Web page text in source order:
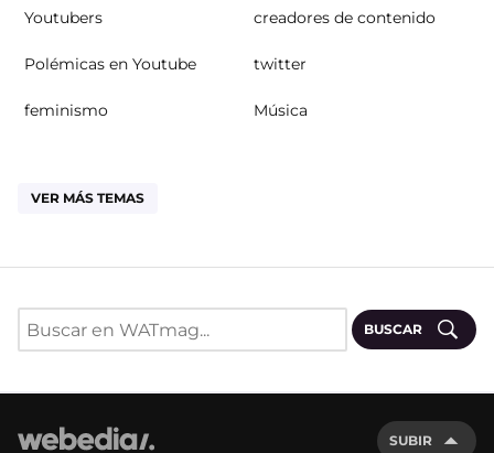
Youtubers creadores de contenido
Polémicas en Youtube twitter
feminismo Música
VER MÁS TEMAS
BUSCAR
SUBIR